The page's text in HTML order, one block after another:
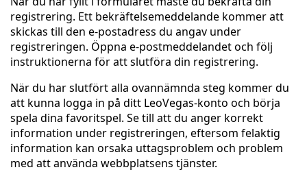
registrering. Ett bekräftelsemeddelande kommer att
skickas till den e-postadress du angav under
registreringen. Öppna e-postmeddelandet och följ
instruktionerna för att slutföra din registrering.
När du har slutfört alla ovannämnda steg kommer du
att kunna logga in på ditt LeoVegas-konto och börja
spela dina favoritspel. Se till att du anger korrekt
information under registreringen, eftersom felaktig
information kan orsaka uttagsproblem och problem
med att använda webbplatsens tjänster.